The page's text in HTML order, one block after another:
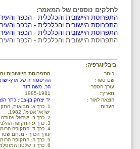
לחלקים נוספים של המאמר:
התפרוסת היישובית והכלכלית - הכפר והעיר
התפרוסת היישובית והכלכלית - הכפר
התפרוסת היישובית והכלכלית - הכפר
התפרוסת היישובית והכלכלית - הכפר
ביבליוגרפיה:
כותר:
התפרוסת היישובית
שם ספר:
ההיסטוריה של ארץ-
עורך הספר:
הר, משה דוד
תאריך:
1985-1981
הוצאה לאור :
יד יצחק בן-צבי; כתר
הערות:
1. כרך א: מבואות,
ישראל אפעל. 1982.
2. כרך ב: ישראל ויהודה בתקופת המקרא (המאה השתים עשר-332 לפני הספירה). עורך הכרך - ישראל אפעל. 1984.
3. כרך ג: התקופה ההלניסטית ומדינת החשמונאים (37-322 לפני הספירה). עורך הכרך - מנחם שטרן. 1981.
עורך הכרך - מנחם שטרן.
5. כרך ה: התקופה הרומית ביזנטית: תקופת המשנה והתלמוד והשלטון הביזנטי. (640-70). 1985.
6. כרך ו: שלטון המוסלמים והצלבנים (1291-634). עורך הכרך - יהושע פראוור. 1981.